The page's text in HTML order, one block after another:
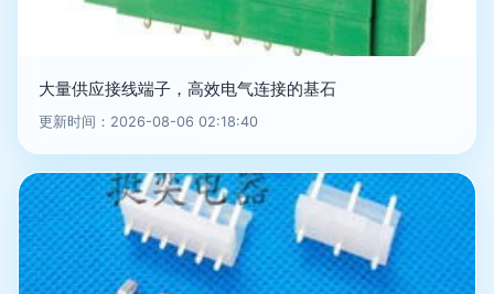
大量供应接线端子，高效电气连接的基石
更新时间：2026-08-06 02:18:40